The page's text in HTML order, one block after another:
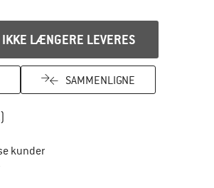
LÆNGERE LEVERES
SAMMENLIGNE
til returretten her Åbnes i en infoboks
kunder
certificeret - oplysningerne får du